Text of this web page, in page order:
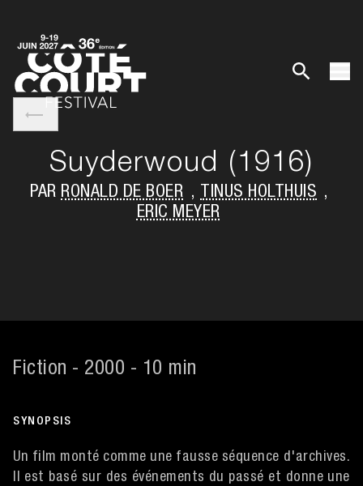
Suyderwoud (1916)
PAR RONALD DE BOER , TINUS HOLTHUIS ,
ERIC MEYER
Fiction - 2000 - 10 min
SYNOPSIS
Un film monté comme une fausse séquence d'archives.
Il est basé sur des événements du passé et donne une